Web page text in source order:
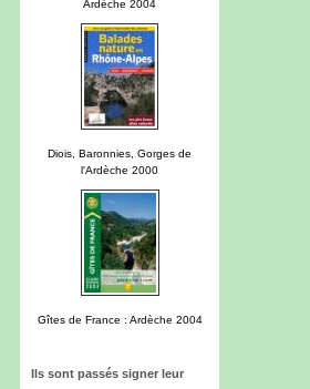
Ardèche 2004
Diois, Baronnies, Gorges de
l'Ardèche 2000
Gîtes de France : Ardèche 2004
Ils sont passés signer leur